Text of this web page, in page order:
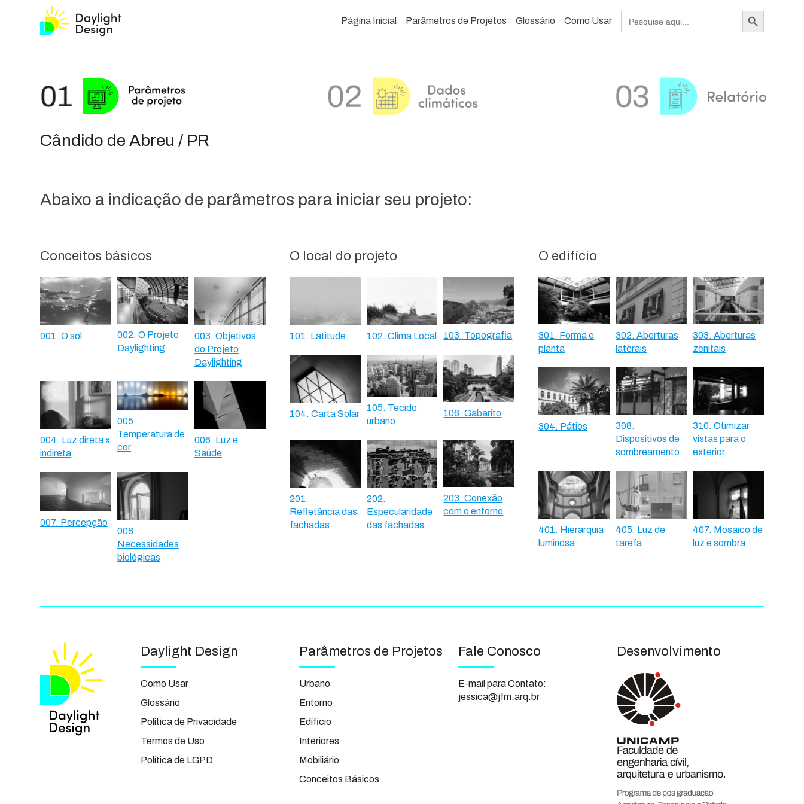
Página Inicial Parâmetros de Projetos Glossário Como Usar
Search
Search Button
Cândido de Abreu / PR
Abaixo a indicação de parâmetros para iniciar seu projeto:
Conceitos básicos
001. O sol
002. O Projeto
Daylighting
003. Objetivos
do Projeto
Daylighting
004. Luz direta x
indireta
005.
Temperatura de
cor
006. Luz e
Saúde
007. Percepção
008.
Necessidades
biológicas
O local do projeto
101. Latitude 102. Clima Local 103. Topografia
104. Carta Solar
105. Tecido
urbano
106. Gabarito
201.
Refletância das
fachadas
202.
Especularidade
das fachadas
203. Conexão
com o entorno
O edifício
301. Forma e
planta
302. Aberturas
laterais
303. Aberturas
zenitais
304. Pátios
308.
Dispositivos de
sombreamento
310. Otimizar
vistas para o
exterior
401. Hierarquia
luminosa
405. Luz de
tarefa
407. Mosaico de
luz e sombra
Daylight Design
Como Usar
Glossário
Política de Privacidade
Termos de Uso
Política de LGPD
Parâmetros de Projetos
Urbano
Entorno
Edíficio
Interiores
Mobiliário
Conceitos Básicos
Fale Conosco
E-mail para Contato:
jessica@jfm.arq.br
Desenvolvimento